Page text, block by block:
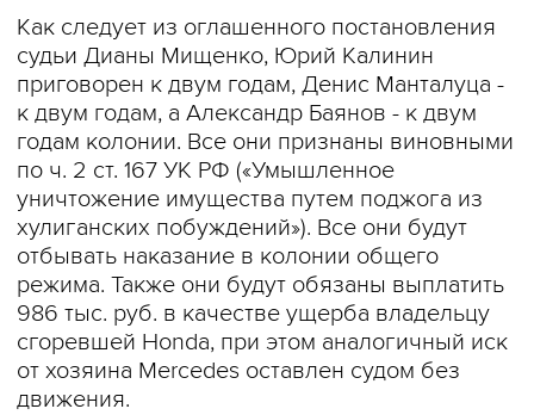
Как следует из оглашенного постановления
судьи Дианы Мищенко, Юрий Калинин
приговорен к двум годам, Денис Манталуца -
к двум годам, а Александр Баянов - к двум
годам колонии. Все они признаны виновными
по ч. 2 ст. 167 УК РФ («Умышленное
уничтожение имущества путем поджога из
хулиганских побуждений»). Все они будут
отбывать наказание в колонии общего
режима. Также они будут обязаны выплатить
986 тыс. руб. в качестве ущерба владельцу
сгоревшей Honda, при этом аналогичный иск
от хозяина Mercedes оставлен судом без
движения.